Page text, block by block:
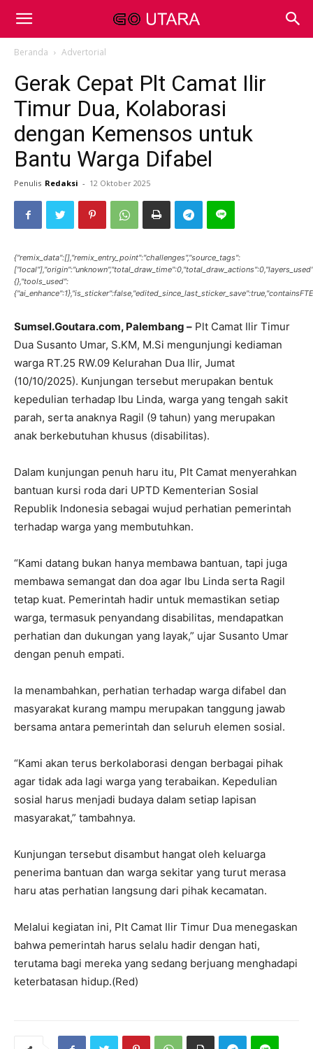
Beranda Advertorial
Gerak Cepat Plt Camat Ilir
Timur Dua, Kolaborasi
dengan Kemensos untuk
Bantu Warga Difabel
Penulis Redaksi - 12 Oktober 2025
{"remix_data":[],"remix_entry_point":"challenges","source_tags":
{},"tools_used":
Sumsel.Goutara.com, Palembang – Plt Camat Ilir Timur
Dua Susanto Umar, S.KM, M.Si mengunjungi kediaman
warga RT.25 RW.09 Kelurahan Dua Ilir, Jumat
(10/10/2025). Kunjungan tersebut merupakan bentuk
kepedulian terhadap Ibu Linda, warga yang tengah sakit
parah, serta anaknya Ragil (9 tahun) yang merupakan
anak berkebutuhan khusus (disabilitas).
Dalam kunjungan penuh haru itu, Plt Camat menyerahkan
bantuan kursi roda dari UPTD Kementerian Sosial
Republik Indonesia sebagai wujud perhatian pemerintah
terhadap warga yang membutuhkan.
“Kami datang bukan hanya membawa bantuan, tapi juga
membawa semangat dan doa agar Ibu Linda serta Ragil
tetap kuat. Pemerintah hadir untuk memastikan setiap
warga, termasuk penyandang disabilitas, mendapatkan
perhatian dan dukungan yang layak,” ujar Susanto Umar
dengan penuh empati.
Ia menambahkan, perhatian terhadap warga difabel dan
masyarakat kurang mampu merupakan tanggung jawab
bersama antara pemerintah dan seluruh elemen sosial.
“Kami akan terus berkolaborasi dengan berbagai pihak
agar tidak ada lagi warga yang terabaikan. Kepedulian
sosial harus menjadi budaya dalam setiap lapisan
masyarakat,” tambahnya.
Kunjungan tersebut disambut hangat oleh keluarga
penerima bantuan dan warga sekitar yang turut merasa
haru atas perhatian langsung dari pihak kecamatan.
Melalui kegiatan ini, Plt Camat Ilir Timur Dua menegaskan
bahwa pemerintah harus selalu hadir dengan hati,
terutama bagi mereka yang sedang berjuang menghadapi
keterbatasan hidup.(Red)